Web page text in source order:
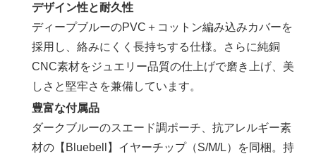
デザイン性と耐久性
ディープブルーのPVC＋コットン編み込みカバーを
採用し、絡みにくく長持ちする仕様。さらに純銅
CNC素材をジュエリー品質の仕上げで磨き上げ、美
しさと堅牢さを兼備しています。
豊富な付属品
ダークブルーのスエード調ポーチ、抗アレルギー素
材の【Bluebell】イヤーチップ（S/M/L）を同梱。持